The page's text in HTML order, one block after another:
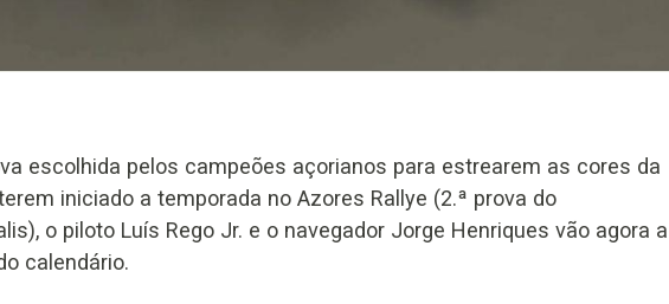
escolhida pelos campeões açorianos para estrearem as cores da
iniciado a temporada no Azores Rallye (2.ª prova do
o piloto Luís Rego Jr. e o navegador Jorge Henriques vão agora a
calendário.